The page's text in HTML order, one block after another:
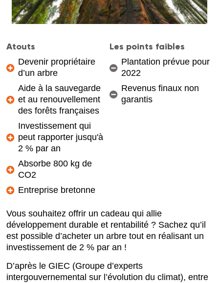
Atouts
Devenir propriétaire
d’un arbre
Aide à la sauvegarde
et au renouvellement
des forêts françaises
Investissement qui
peut rapporter jusqu'à
2 % par an
Absorbe 800 kg de
CO2
Entreprise bretonne
Les points faibles
Plantation prévue pour
2022
Revenus finaux non
garantis
Vous souhaitez offrir un cadeau qui allie
développement durable et rentabilité ? Sachez qu’il
est possible d’acheter un arbre tout en réalisant un
investissement de 2 % par an !
D’après le GIEC (Groupe d’experts
intergouvernemental sur l’évolution du climat), entre